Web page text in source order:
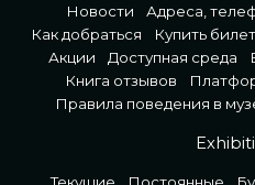
Новости
Адреса,
Как добраться
Купить билет
Акции
Доступная среда
Книга отзывов
Правила поведения в
Текущие Постоянные